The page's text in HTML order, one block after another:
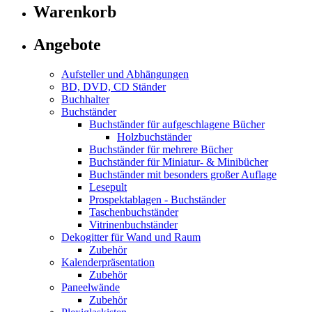
Warenkorb
Angebote
Aufsteller und Abhängungen
BD, DVD, CD Ständer
Buchhalter
Buchständer
Buchständer für aufgeschlagene Bücher
Holzbuchständer
Buchständer für mehrere Bücher
Buchständer für Miniatur- & Minibücher
Buchständer mit besonders großer Auflage
Lesepult
Prospektablagen - Buchständer
Taschenbuchständer
Vitrinenbuchständer
Dekogitter für Wand und Raum
Zubehör
Kalenderpräsentation
Zubehör
Paneelwände
Zubehör